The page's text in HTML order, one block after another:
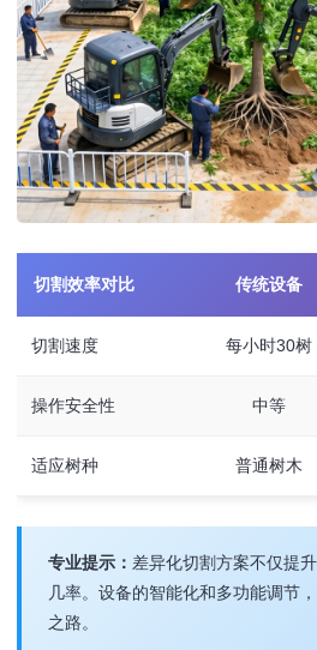
切割效率对比 传统设备
切割速度 每小时30树
操作安全性 中等
适应树种 普通树木
专业提示： 差异化切割方案不仅提
几率。设备的智能化和多功能调节
之路。